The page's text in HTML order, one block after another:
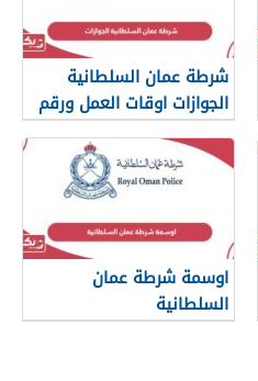
شرطة عمان السلطانية
الجوازات اوقات العمل ورقم
التواصل
اوسمة شرطة عمان
السلطانية